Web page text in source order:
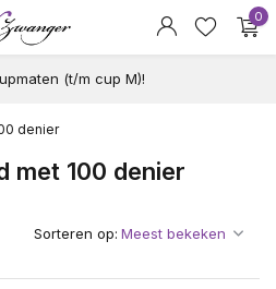
0
(t/m cup M)!
denier
met 100 denier
Sorteren op: